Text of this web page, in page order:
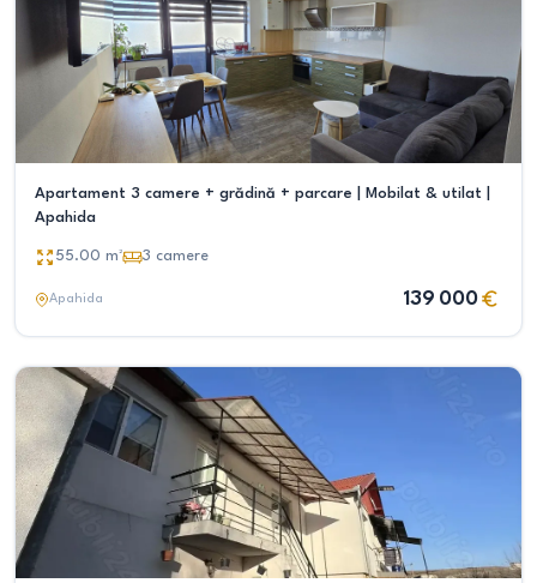
Apartament 3 camere + grădină + parcare | Mobilat & utilat |
Apahida
55.00 m² 3 camere
Apahida 139 000